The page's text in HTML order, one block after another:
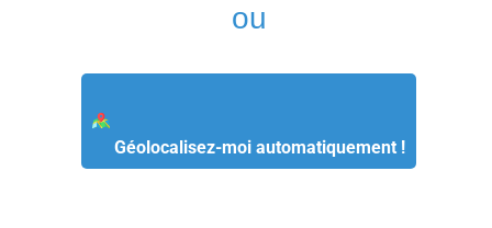
ou
Géolocalisez-moi automatiquement !